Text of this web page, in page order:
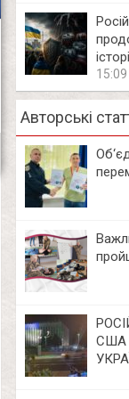
15:09
Авторські
США